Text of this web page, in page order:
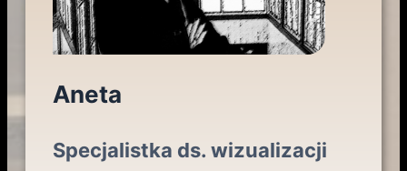
Aneta
Specjalistka ds. wizualizacji